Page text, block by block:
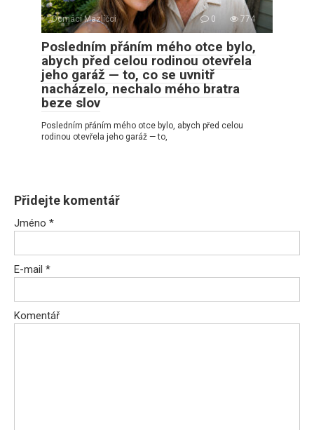
Domácí Mazlíčci 0 774
Posledním přáním mého otce bylo,
abych před celou rodinou otevřela
jeho garáž — to, co se uvnitř
nacházelo, nechalo mého bratra
beze slov
Posledním přáním mého otce bylo, abych před celou
rodinou otevřela jeho garáž — to,
Přidejte komentář
Jméno *
E-mail *
Komentář